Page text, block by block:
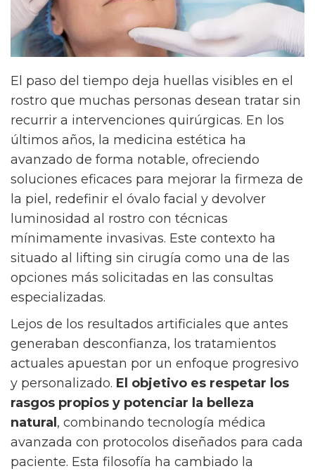
El paso del tiempo deja huellas visibles en el
rostro que muchas personas desean tratar sin
recurrir a intervenciones quirúrgicas. En los
últimos años, la medicina estética ha
avanzado de forma notable, ofreciendo
soluciones eficaces para mejorar la firmeza de
la piel, redefinir el óvalo facial y devolver
luminosidad al rostro con técnicas
mínimamente invasivas. Este contexto ha
situado al lifting sin cirugía como una de las
opciones más solicitadas en las consultas
especializadas.
Lejos de los resultados artificiales que antes
generaban desconfianza, los tratamientos
actuales apuestan por un enfoque progresivo
y personalizado. El objetivo es respetar los
rasgos propios y potenciar la belleza
natural , combinando tecnología médica
avanzada con protocolos diseñados para cada
paciente. Esta filosofía ha cambiado la